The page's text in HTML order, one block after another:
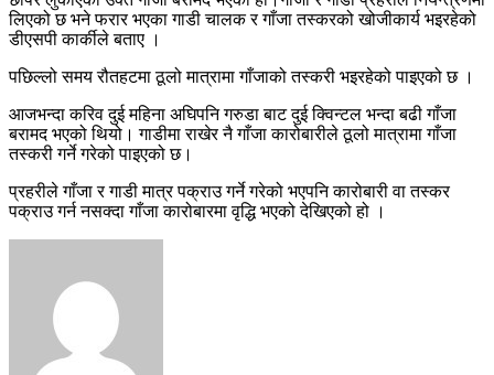
लिएको छ भने फरार भएका गाडी चालक र गाँजा तस्करको खोजीकार्य भइरहेको
डीएसपी कार्कीले बताए ।
पछिल्लो समय रौतहटमा ठूलो मात्रामा गाँजाको तस्करी भइरहेको पाइएको छ ।
आजभन्दा करिव दुई महिना अघिपनि गरुडा बाट दुई क्विन्टल भन्दा बढी गाँजा
बरामद भएको थियो। गाडीमा राखेर नै गाँजा कारोबारीले ठूलो मात्रामा गाँजा
तस्करी गर्ने गरेको पाइएको छ।
प्रहरीले गाँजा र गाडी मात्र पक्राउ गर्ने गरेको भएपनि कारोबारी वा तस्कर
पक्राउ गर्न नसक्दा गाँजा कारोबारमा वृद्धि भएको देखिएको हो ।